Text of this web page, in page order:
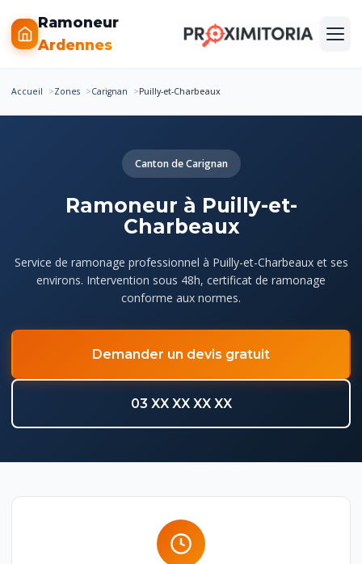
Ramoneur
Ardennes
Accueil Zones Carignan Puilly-et-Charbeaux
Canton de Carignan
Ramoneur à Puilly-et-
Charbeaux
Service de ramonage professionnel à Puilly-et-Charbeaux et ses
environs. Intervention sous 48h, certificat de ramonage
conforme aux normes.
Demander un devis gratuit
03 XX XX XX XX